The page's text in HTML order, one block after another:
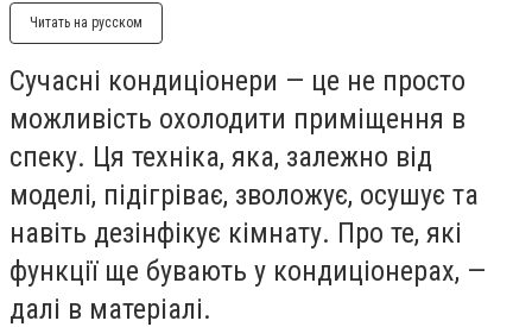
Читать на русском
Сучасні кондиціонери — це не просто
можливість охолодити приміщення в
спеку. Ця техніка, яка, залежно від
моделі, підігріває, зволожує, осушує та
навіть дезінфікує кімнату. Про те, які
функції ще бувають у кондиціонерах, —
далі в матеріалі.